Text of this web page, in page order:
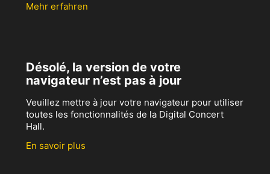
Mehr erfahren
Désolé, la version de votre
navigateur n’est pas à jour
Veuillez mettre à jour votre navigateur pour utiliser
toutes les fonctionnalités de la Digital Concert
Hall.
En savoir plus